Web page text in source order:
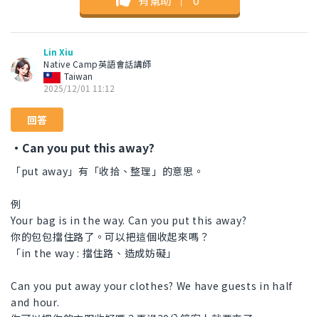
Lin Xiu
Native Camp英語會話講師
Taiwan
2025/12/01 11:12
回答
・Can you put this away?
「put away」有「收拾、整理」的意思。
例
Your bag is in the way. Can you put this away?
你的包包擋住路了。可以把這個收起來嗎？
「in the way : 擋住路、造成妨礙」
Can you put away your clothes? We have guests in half
and hour.